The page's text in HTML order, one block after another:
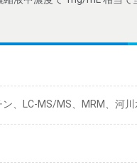
ン、LC-MS/MS、MRM、河川